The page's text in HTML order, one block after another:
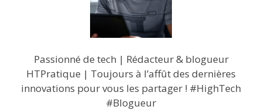
Passionné de tech | Rédacteur & blogueur
HTPratique | Toujours à l’affût des dernières
innovations pour vous les partager ! #HighTech
#Blogueur